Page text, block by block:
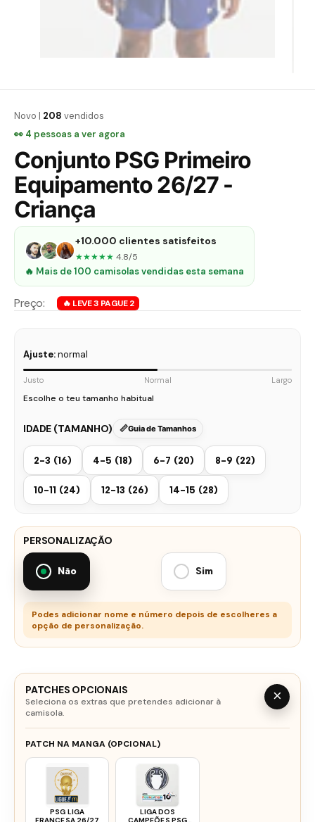
Novo | 208 vendidos
👀 4 pessoas a ver agora
Conjunto PSG Primeiro
Equipamento 26/27 -
Criança
+10.000 clientes satisfeitos
★★★★★ 4.8/5
🔥 Mais de 100 camisolas vendidas esta semana
Ajuste:normal
Justo Normal Largo
Escolhe o teu tamanho habitual
IDADE (TAMANHO) Guia de Tamanhos
2-3 (16) 4-5 (18) 6-7 (20) 8-9 (22)
10-11 (24) 12-13 (26) 14-15 (28)
PERSONALIZAÇÃO
Não Sim
Podes adicionar nome e número depois de escolheres a
opção de personalização.
PATCHES OPCIONAIS
Seleciona os extras que pretendes adicionar à
camisola.
×
PATCH NA MANGA (OPCIONAL)
PSG LIGA
LIGA DOS